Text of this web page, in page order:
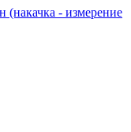
- измерение